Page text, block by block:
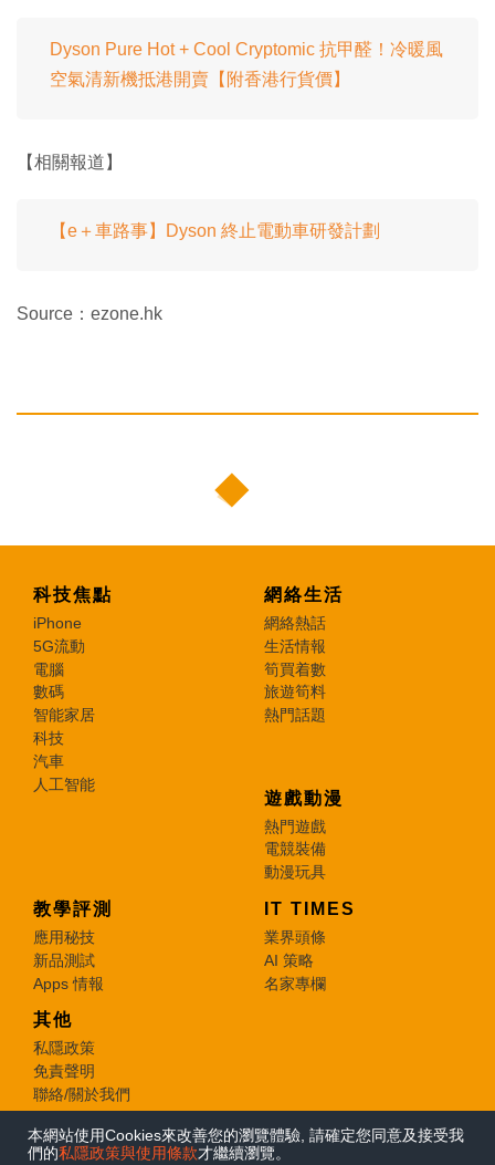
本網站使用Cookies來改善您的瀏覽體驗, 請確定您同意及接受我
們的私隱政策與使用條款才繼續瀏覽。
Dyson Pure Hot + Cool Cryptomic 抗甲醛！冷暖風
空氣清新機抵港開賣【附香港行貨價】
【相關報道】
【e＋車路事】Dyson 終止電動車研發計劃
Source：ezone.hk
科技焦點
iPhone
5G流動
電腦
數碼
智能家居
科技
汽車
人工智能
網絡生活
網絡熱話
生活情報
筍買着數
旅遊筍料
熱門話題
遊戲動漫
熱門遊戲
電競裝備
動漫玩具
教學評測
應用秘技
新品測試
Apps 情報
IT TIMES
業界頭條
AI 策略
名家專欄
其他
私隱政策
免責聲明
聯絡/關於我們
© 2026 e-zone. All Rights Reserved.